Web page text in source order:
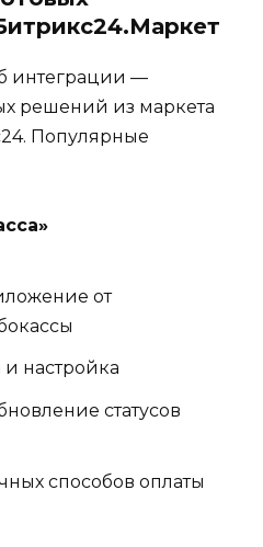
интеграции —
решений из маркета
Популярные
от
и настройка
статусов
способов оплаты